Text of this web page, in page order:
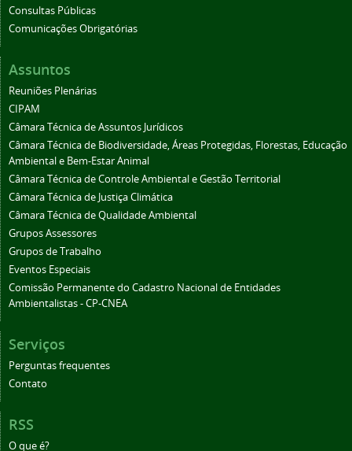
Consultas Públicas
Comunicações Obrigatórias
Assuntos
Reuniões Plenárias
CIPAM
Câmara Técnica de Assuntos Jurídicos
Câmara Técnica de Biodiversidade, Áreas Protegidas, Florestas, Educação
Ambiental e Bem-Estar Animal
Câmara Técnica de Controle Ambiental e Gestão Territorial
Câmara Técnica de Justiça Climática
Câmara Técnica de Qualidade Ambiental
Grupos Assessores
Grupos de Trabalho
Eventos Especiais
Comissão Permanente do Cadastro Nacional de Entidades
Ambientalistas - CP-CNEA
Serviços
Perguntas frequentes
Contato
RSS
O que é?